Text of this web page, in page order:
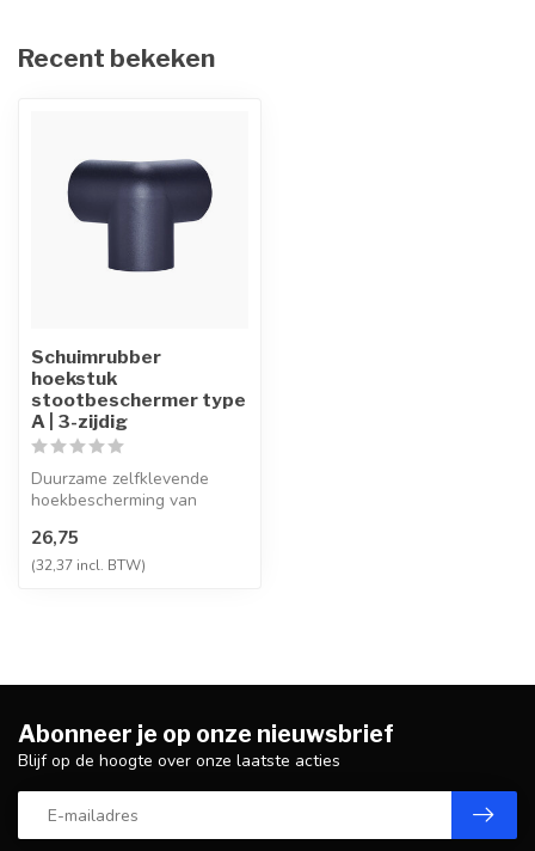
Recent bekeken
Schuimrubber
hoekstuk
stootbeschermer type
A | 3-zijdig
Duurzame zelfklevende
hoekbescherming van
slijtbestendig en ...
26,75
(32,37 incl. BTW)
Abonneer je op onze nieuwsbrief
Blijf op de hoogte over onze laatste acties